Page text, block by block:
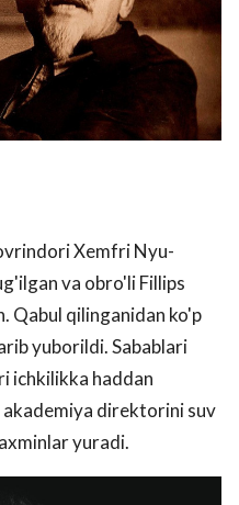
Xemfri Nyu-
va obro'li Fillips
Qabul qilinganidan ko'p
yuborildi. Sabablari
ichkilikka haddan
direktorini suv
yuradi.